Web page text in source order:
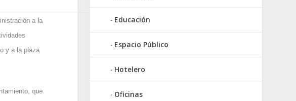
a la
y a la plaza
que
Educación
Espacio Público
Hotelero
Oficinas